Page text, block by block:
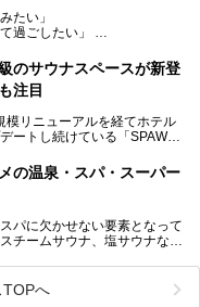
の疲れを癒やしたい方はもち
い方にもぴったりの内容とな
ル後の注目ポイントを詳しく
地湯元水春」に訪れる方や、
たい」
過ごしたい」
の湯」です。
ある日帰り温浴施設で、阪急
に、発汗・リラックス・漫画
在型の施設なので、一日中ゆ
も毎日行われており、“とと
のもポイントです。
もあり、友人同士やカップル
のにもぴったり。
堪能してきたので、その全容
のサウナスペースが新登
注目
リニューアルを経てホテル
ートし続けている「SPAWO
月15日（土）に、新たな浴
模サウナを携えてリニュー
6Fそれぞれにリニューアル
認すべく、リニューアルプレ
した！今回はそのリニューア
の温泉・スパ・スーパー
パに欠かせない要素となって
チームサウナ、塩サウナな
くまで楽しむためのサービス
ます。へ